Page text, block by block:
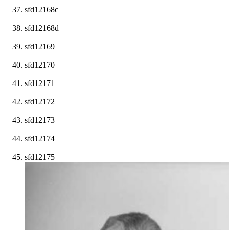
sfd12168c
sfd12168d
sfd12169
sfd12170
sfd12171
sfd12172
sfd12173
sfd12174
sfd12175